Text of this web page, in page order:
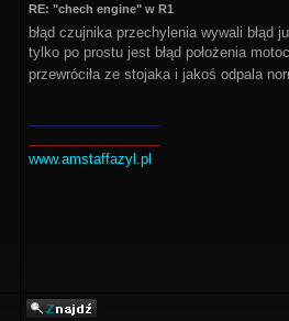
RE: "chech engine" w R1
błąd czujnika przechylenia wywali
tylko po prostu jest błąd położenia
przewróciła ze stojaka i jakoś odpala
www.amstaffazyl.pl